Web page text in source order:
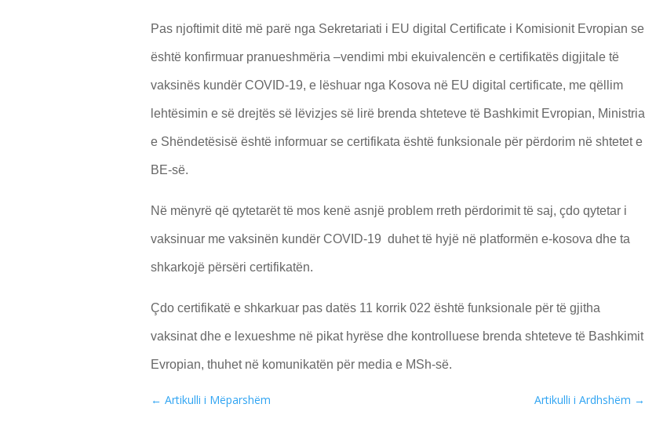
Pas njoftimit ditë më parë nga Sekretariati i EU digital Certificate i Komisionit Evropian se
është konfirmuar pranueshmëria –vendimi mbi ekuivalencën e certifikatës digjitale të
vaksinës kundër COVID-19, e lëshuar nga Kosova në EU digital certificate, me qëllim
lehtësimin e së drejtës së lëvizjes së lirë brenda shteteve të Bashkimit Evropian, Ministria
e Shëndetësisë është informuar se certifikata është funksionale për përdorim në shtetet e
BE-së.
Në mënyrë që qytetarët të mos kenë asnjë problem rreth përdorimit të saj, çdo qytetar i
vaksinuar me vaksinën kundër COVID-19 duhet të hyjë në platformën e-kosova dhe ta
shkarkojë përsëri certifikatën.
Çdo certifikatë e shkarkuar pas datës 11 korrik 022 është funksionale për të gjitha
vaksinat dhe e lexueshme në pikat hyrëse dhe kontrolluese brenda shteteve të Bashkimit
Evropian, thuhet në komunikatën për media e MSh-së.
← Artikulli i Mëparshëm Artikulli i Ardhshëm →